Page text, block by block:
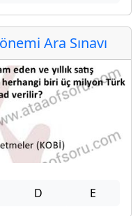
Ara Sınavı
D E